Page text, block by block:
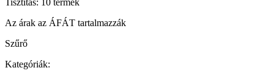
Tisztítás: 10 termék
Az árak az ÁFÁT tartalmazzák
Szűrő
Kategóriák: